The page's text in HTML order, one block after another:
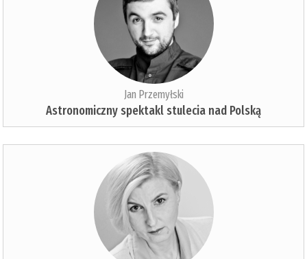
Jan Przemyłski
Astronomiczny spektakl stulecia nad Polską